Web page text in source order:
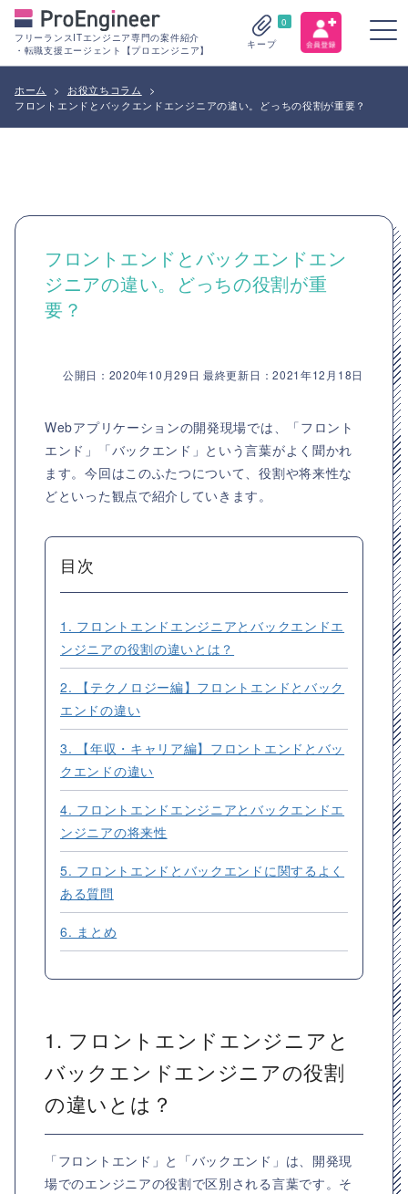
フリーランスITエンジニア専門の案件紹介
・転職支援エージェント【プロエンジニア】
0
キープ
ホーム > お役立ちコラム
>
フロントエンドとバックエンドエンジニアの違い。どっちの役割が重要？
フロントエンドとバックエンドエン
ジニアの違い。どっちの役割が重
要？
公開日：2020年10月29日 最終更新日：2021年12月18日
Webアプリケーションの開発現場では、「フロント
エンド」「バックエンド」という言葉がよく聞かれ
ます。今回はこのふたつについて、役割や将来性な
どといった観点で紹介していきます。
目次
1. フロントエンドエンジニアとバックエンドエ
ンジニアの役割の違いとは？
2. 【テクノロジー編】フロントエンドとバック
エンドの違い
3. 【年収・キャリア編】フロントエンドとバッ
クエンドの違い
4. フロントエンドエンジニアとバックエンドエ
ンジニアの将来性
5. フロントエンドとバックエンドに関するよく
ある質問
6. まとめ
1. フロントエンドエンジニアと
バックエンドエンジニアの役割
の違いとは？
「フロントエンド」と「バックエンド」は、開発現
場でのエンジニアの役割で区別される言葉です。そ